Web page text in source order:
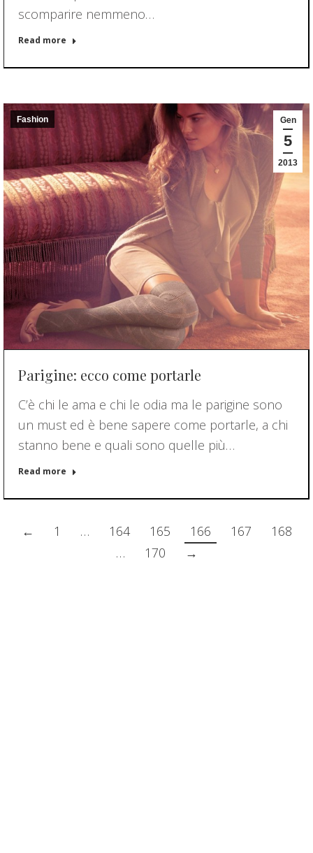
scomparire nemmeno…
Read more
Gen
5
2013
Fashion
Parigine: ecco come portarle
C’è chi le ama e chi le odia ma le parigine sono
un must ed è bene sapere come portarle, a chi
stanno bene e quali sono quelle più…
Read more
← 1 … 164 165 166 167
168
…
170 →